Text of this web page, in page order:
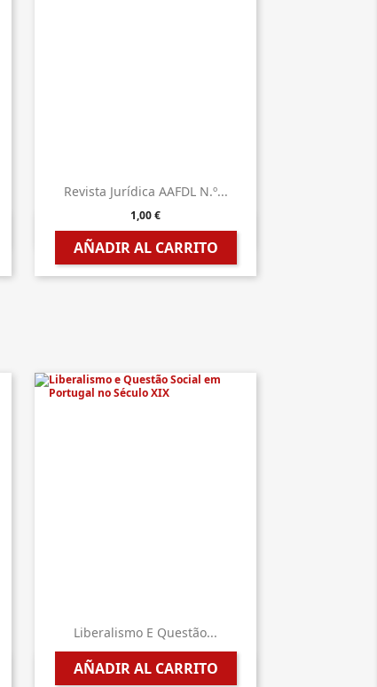
Revista Jurídica AAFDL N.º...
1,00 €
AÑADIR AL CARRITO
 Vista rápida
Liberalismo E Questão...
AÑADIR AL CARRITO
 Vista rápida